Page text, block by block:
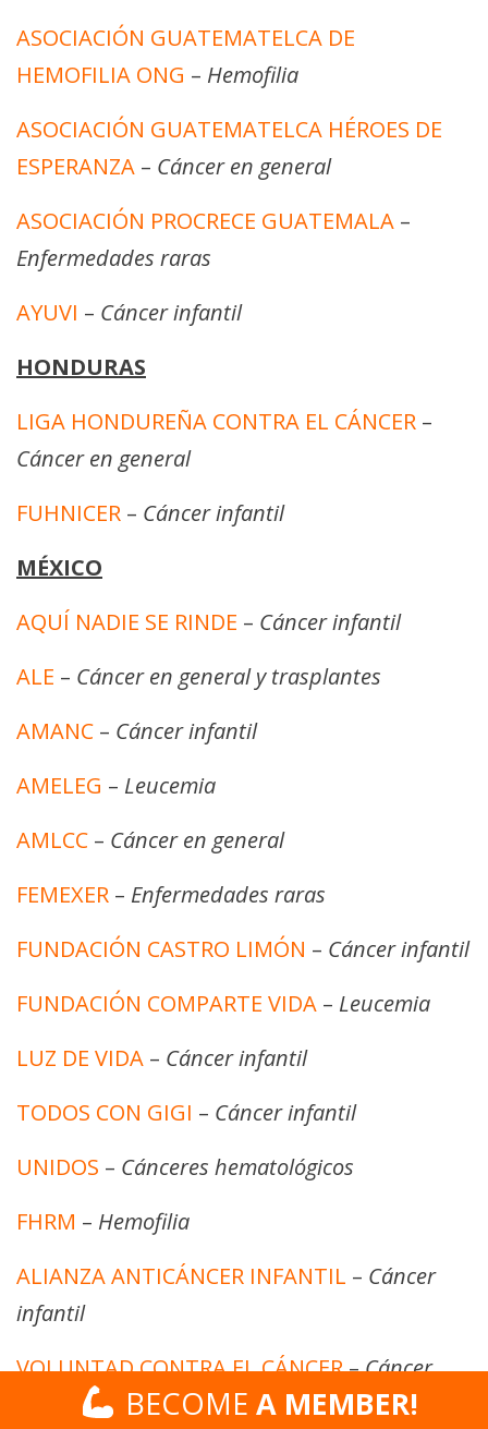
ASOCIACIÓN GUATEMATELCA DE
HEMOFILIA ONG – Hemofilia
ASOCIACIÓN GUATEMATELCA HÉROES DE
ESPERANZA – Cáncer en general
ASOCIACIÓN PROCRECE GUATEMALA –
Enfermedades raras
AYUVI – Cáncer infantil
HONDURAS
LIGA HONDUREÑA CONTRA EL CÁNCER –
Cáncer en general
FUHNICER – Cáncer infantil
MÉXICO
AQUÍ NADIE SE RINDE – Cáncer infantil
ALE – Cáncer en general y trasplantes
AMANC – Cáncer infantil
AMELEG – Leucemia
AMLCC – Cáncer en general
FEMEXER – Enfermedades raras
FUNDACIÓN CASTRO LIMÓN – Cáncer infantil
FUNDACIÓN COMPARTE VIDA – Leucemia
LUZ DE VIDA – Cáncer infantil
TODOS CON GIGI – Cáncer infantil
UNIDOS – Cánceres hematológicos
FHRM – Hemofilia
ALIANZA ANTICÁNCER INFANTIL – Cáncer
infantil
VOLUNTAD CONTRA EL CÁNCER–Cáncer
infantil
BECOME A MEMBER!
BECOME A MEMBER!